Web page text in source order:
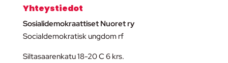
Yhteystiedot
Sosialidemokraattiset Nuoret ry
Socialdemokratisk ungdom rf
Siltasaarenkatu 18-20 C 6 krs.